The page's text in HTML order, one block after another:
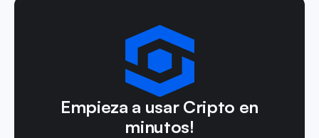
Empieza a usar Cripto en
minutos!